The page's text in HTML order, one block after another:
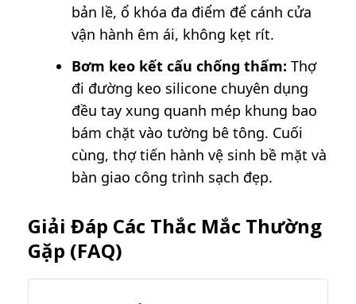
bản lề, ổ khóa đa điểm để cánh cửa
vận hành êm ái, không kẹt rít.
Bơm keo kết cấu chống thấm: Thợ
đi đường keo silicone chuyên dụng
đều tay xung quanh mép khung bao
bám chặt vào tường bê tông. Cuối
cùng, thợ tiến hành vệ sinh bề mặt và
bàn giao công trình sạch đẹp.
Giải Đáp Các Thắc Mắc Thường
Gặp (FAQ)